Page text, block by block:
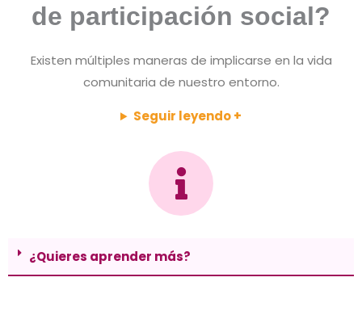
de participación social?
Existen múltiples maneras de implicarse en la vida
comunitaria de nuestro entorno.
Seguir leyendo +
¿Quieres aprender más?